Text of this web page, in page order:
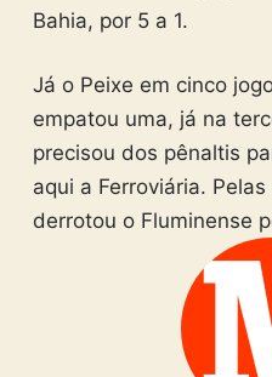
Bahia, por 5 a 1.
Já o Peixe em cinco
empatou uma, já na
precisou dos pênaltis
aqui a Ferroviária.
derrotou o Fluminense